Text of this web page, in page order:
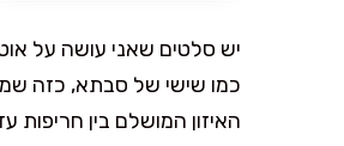
יש סלטים שאני עושה על
כמו שישי של סבתא, כזה
האיזון המושלם בין